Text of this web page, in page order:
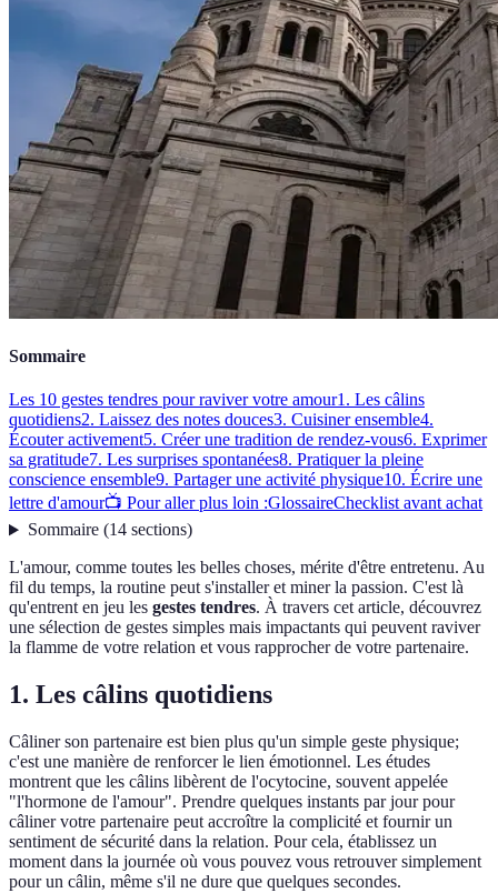
Sommaire
Les 10 gestes tendres pour raviver votre amour1. Les câlins
quotidiens2. Laissez des notes douces3. Cuisiner ensemble4.
Écouter activement5. Créer une tradition de rendez-vous6. Exprimer
sa gratitude7. Les surprises spontanées8. Pratiquer la pleine
conscience ensemble9. Partager une activité physique10. Écrire une
lettre d'amour📺 Pour aller plus loin :GlossaireChecklist avant achat
Sommaire(14 sections)
L'amour, comme toutes les belles choses, mérite d'être entretenu. Au
fil du temps, la routine peut s'installer et miner la passion. C'est là
qu'entrent en jeu les gestes tendres. À travers cet article, découvrez
une sélection de gestes simples mais impactants qui peuvent raviver
la flamme de votre relation et vous rapprocher de votre partenaire.
1. Les câlins quotidiens
Câliner son partenaire est bien plus qu'un simple geste physique;
c'est une manière de renforcer le lien émotionnel. Les études
montrent que les câlins libèrent de l'ocytocine, souvent appelée
"l'hormone de l'amour". Prendre quelques instants par jour pour
câliner votre partenaire peut accroître la complicité et fournir un
sentiment de sécurité dans la relation. Pour cela, établissez un
moment dans la journée où vous pouvez vous retrouver simplement
pour un câlin, même s'il ne dure que quelques secondes.